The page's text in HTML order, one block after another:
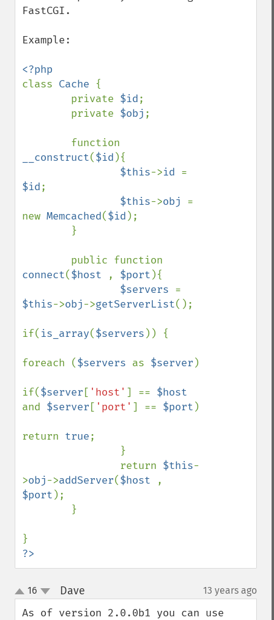
FastCGI.
Example:
class Cache {
        private
$id;
        private
$obj ;
__construct($id ){
$this->id
$id;
$this->obj =
new Memcached($id );
connect($host , $port ){
$servers
$this->obj->getServerList();
if( is_array($servers )) {
foreach ($servers as $server )
if($server [ 'host' ] ==
and $server [ 'port' ] == $port )
return true;
                return
$this-
>obj->addServer($host
$port );
?>
up
down
16 Dave 13 years ago
As of version 2.0.0b1 you can use